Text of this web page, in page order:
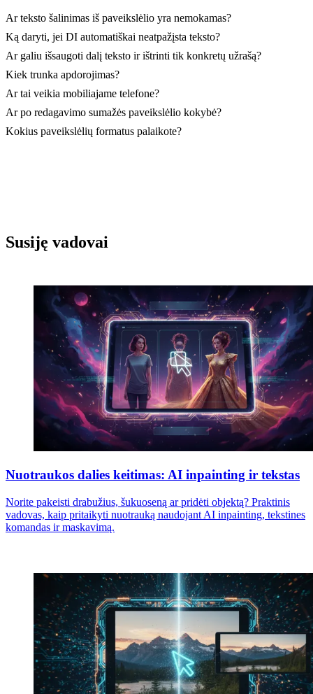
Ar teksto šalinimas iš paveikslėlio yra nemokamas?
Ką daryti, jei DI automatiškai neatpažįsta teksto?
Ar galiu išsaugoti dalį teksto ir ištrinti tik konkretų užrašą?
Kiek trunka apdorojimas?
Ar tai veikia mobiliajame telefone?
Ar po redagavimo sumažės paveikslėlio kokybė?
Kokius paveikslėlių formatus palaikote?
Susiję vadovai
Nuotraukos dalies keitimas: AI inpainting ir tekstas
Norite pakeisti drabužius, šukuoseną ar pridėti objektą? Praktinis
vadovas, kaip pritaikyti nuotrauką naudojant AI inpainting, tekstines
komandas ir maskavimą.